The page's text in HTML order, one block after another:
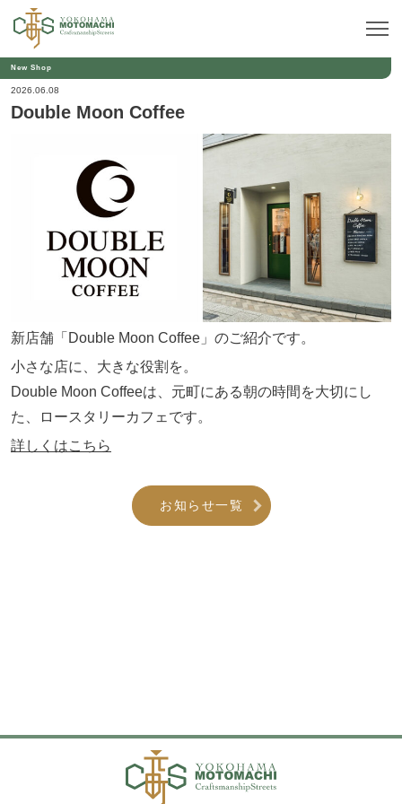
New Shop
2026.06.08
Double Moon Coffee
新店舗「Double Moon Coffee」のご紹介です。
小さな店に、大きな役割を。
Double Moon Coffeeは、元町にある朝の時間を大切にし
た、ロースタリーカフェです。
詳しくはこちら
お知らせ一覧